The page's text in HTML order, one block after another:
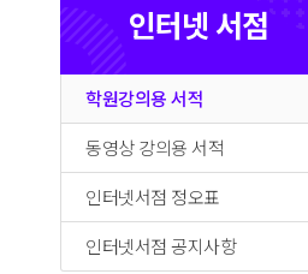
인터넷 서점
학원강의용 서적
동영상 강의용 서적
인터넷서점 정오표
인터넷서점 공지사항